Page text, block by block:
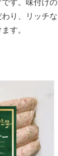
す。味付けの
り、リッチな
す。